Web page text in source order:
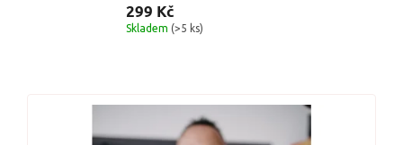
299 Kč
Skladem (>5 ks)